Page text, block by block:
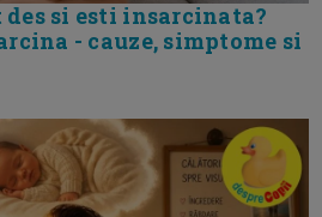
si esti insarcinata?
- cauze, simptome si